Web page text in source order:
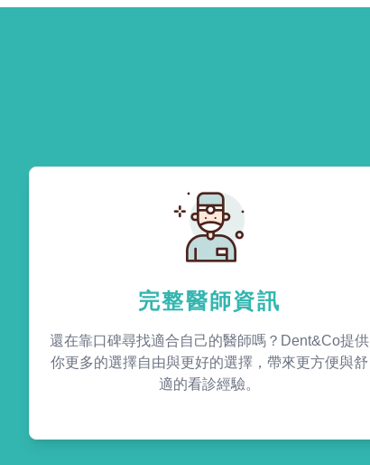
完整醫師資訊
還在靠口碑尋找適合自己的醫師嗎？Dent&Co提供
你更多的選擇自由與更好的選擇，帶來更方便與舒
適的看診經驗。